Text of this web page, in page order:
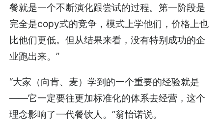
餐就是一个不断演化跟尝试的过程。第一阶段是
完全是copy式的竞争，模式上学他们，价格上也
比他们更低。但从结果来看，没有特别成功的企
业跑出来。”
“大家（向肯、麦）学到的一个重要的经验就是
——它一定要往更加标准化的体系去经营，这个
理念影响了一代餐饮人。”翁怡诺说。